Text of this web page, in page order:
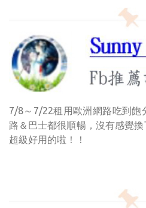
7/8～7/22租用歐洲網路吃到飽
路＆巴士都很順暢，沒有感覺
超級好用的啦！！